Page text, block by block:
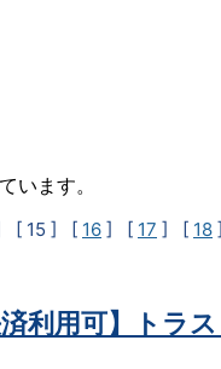
います。
[ 15 ] [ 16 ] [ 17 ] [ 18
利用可】トラ